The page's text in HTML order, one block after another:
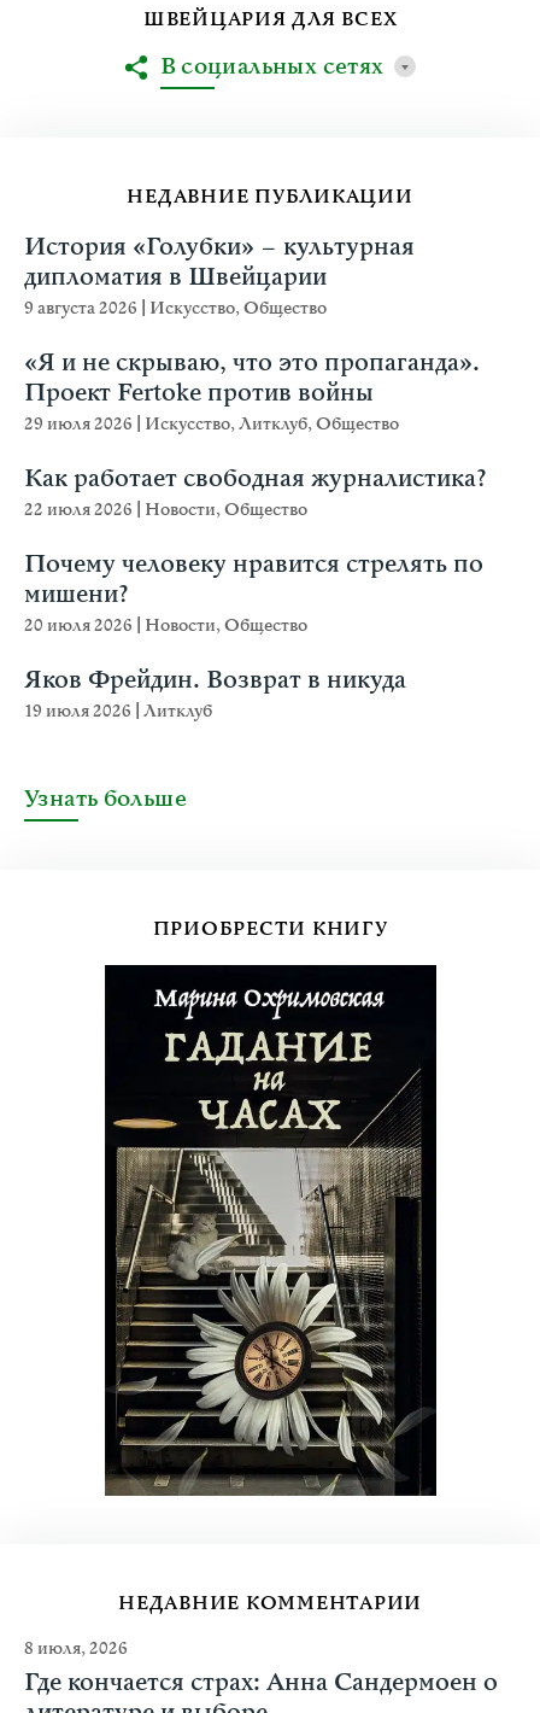
НЕДАВНИЕ ПУБЛИКАЦИИ
История «Голубки» – культурная
дипломатия в Швейцарии
9 августа 2026 Искусство,Общество
«Я и не скрываю, что это пропаганда».
Проект Fertoke против войны
29 июля 2026 Искусство,Литклуб,Общество
Как работает свободная журналистика?
22 июля 2026 Новости,Общество
Почему человеку нравится стрелять по
мишени?
20 июля 2026 Новости,Общество
Яков Фрейдин. Возврат в никуда
19 июля 2026 Литклуб
Узнать больше
ПРИОБРЕСТИ КНИГУ
НЕДАВНИЕ КОММЕНТАРИИ
8 июля, 2026
Где кончается страх: Анна Сандермоен о
ШВЕЙЦАРИЯ ДЛЯ ВСЕХ
В социальных сетях